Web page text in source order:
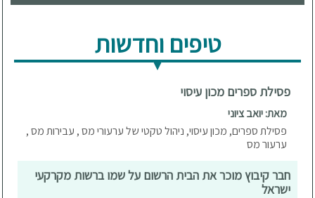
טיפים וחדשות
פסילת ספרים מכון עיסוי
מאת: יואב ציוני
פסילת ספרים, מכון עיסוי, ניהול טקטי של ערעורי מס , עבירות מס ,
ערעור מס
חבר קיבוץ מוכר את הבית הרשום על שמו ברשות מקרקעי
ישראל